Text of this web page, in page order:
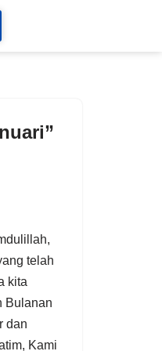
telah
kita
Bulanan
dan
Kami